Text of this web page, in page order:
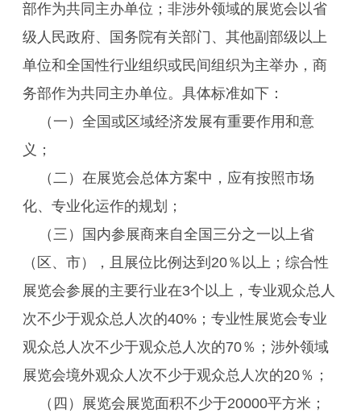
部作为共同主办单位；非涉外领域的展览会以省
级人民政府、国务院有关部门、其他副部级以上
单位和全国性行业组织或民间组织为主举办，商
务部作为共同主办单位。具体标准如下：
（一）全国或区域经济发展有重要作用和意
义；
（二）在展览会总体方案中，应有按照市场
化、专业化运作的规划；
（三）国内参展商来自全国三分之一以上省
（区、市），且展位比例达到20％以上；综合性
展览会参展的主要行业在3个以上，专业观众总人
次不少于观众总人次的40%；专业性展览会专业
观众总人次不少于观众总人次的70％；涉外领域
展览会境外观众人次不少于观众总人次的20％；
（四）展览会展览面积不少于20000平方米；